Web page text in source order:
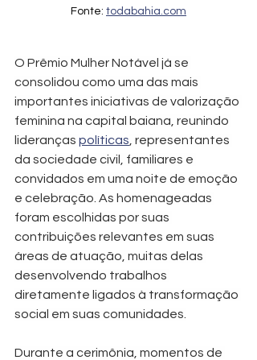
Fonte: todabahia.com
O Prêmio Mulher Notável já se
consolidou como uma das mais
importantes iniciativas de valorização
feminina na capital baiana, reunindo
lideranças políticas , representantes
da sociedade civil, familiares e
convidados em uma noite de emoção
e celebração. As homenageadas
foram escolhidas por suas
contribuições relevantes em suas
áreas de atuação, muitas delas
desenvolvendo trabalhos
diretamente ligados à transformação
social em suas comunidades.
Durante a cerimônia, momentos de